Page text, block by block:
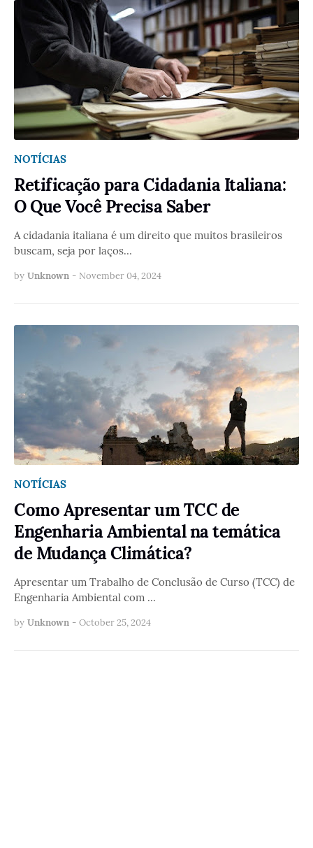
NOTÍCIAS
Retificação para Cidadania Italiana:
O Que Você Precisa Saber
A cidadania italiana é um direito que muitos brasileiros
buscam, seja por laços…
by Unknown - November 04, 2024
NOTÍCIAS
Como Apresentar um TCC de
Engenharia Ambiental na temática
de Mudança Climática?
Apresentar um Trabalho de Conclusão de Curso (TCC) de
Engenharia Ambiental com …
by Unknown - October 25, 2024